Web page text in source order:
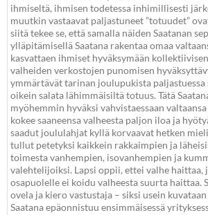
ihmiseltä, ihmisen todetessa inhimillisesti
muutkin vastaavat paljastuneet ”totuudet”
siitä tekee se, että samalla näiden Saatanan
ylläpitämisellä Saatana rakentaa omaa
kasvattaen ihmiset hyväksymään
valheiden verkostojen punomisen
ymmärtävät tarinan joulupukista paljastuessa
oikein salata lähimmäisiltä totuus. Tätä
myöhemmin hyväksi vahvistaessaan
kokee saaneensa valheesta paljon iloa ja
saadut joululahjat kyllä korvaavat hetken
tullut petetyksi kaikkein rakkaimpien ja
toimesta vanhempien, isovanhempien ja
valehtelijoiksi. Lapsi oppii, ettei valhe haittaa,
osapuolelle ei koidu valheesta suurta haittaa.
ovela ja kiero vastustaja – siksi usein
Saatana epäonnistuu ensimmäisessä